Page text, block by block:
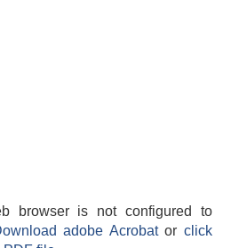
browser is not configured to
adobe Acrobatorclick